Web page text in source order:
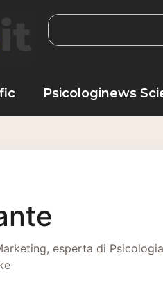
Psicologinews
esperta di